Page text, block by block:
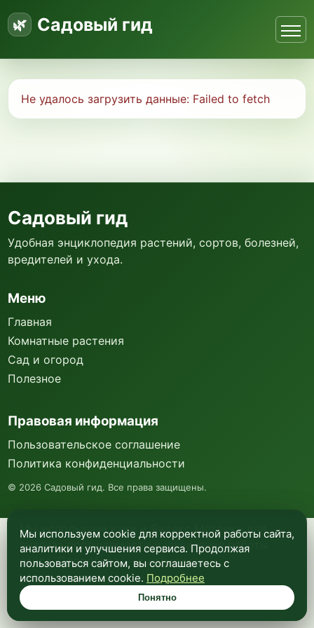
Садовый гид
Не удалось загрузить данные: Failed to fetch
Мы используем куки и Яндекс Метрику для
анализа посещаемости и улучшения работы
сайта. Подробнее —в политике
конфиденциальности.
Понятно
Садовый гид
Удобная энциклопедия растений, сортов, болезней,
вредителей и ухода.
Меню
Главная
Комнатные растения
Сад и огород
Полезное
Правовая информация
Пользовательское соглашение
Политика конфиденциальности
© 2026 Садовый гид. Все права защищены.
Мы используем cookie для корректной работы сайта,
аналитики и улучшения сервиса. Продолжая
пользоваться сайтом, вы соглашаетесь с
использованием cookie. Подробнее
Понятно